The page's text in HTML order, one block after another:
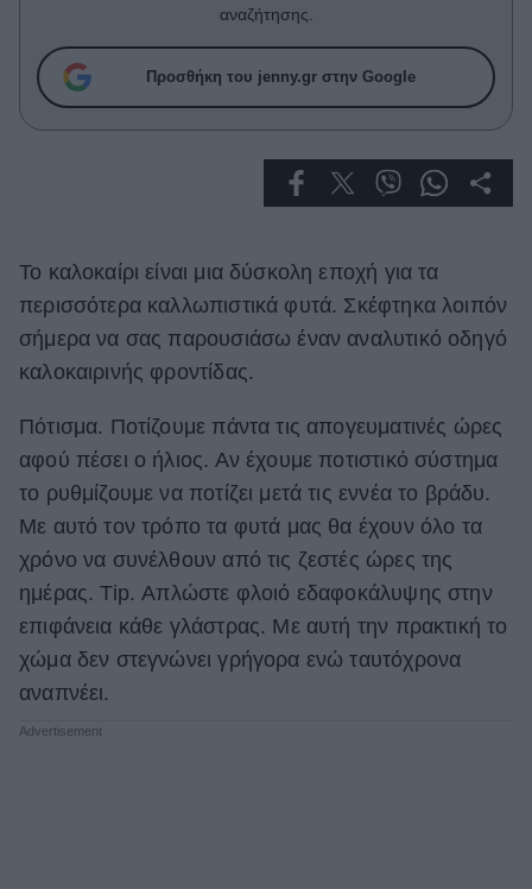
Συνεντεύξεις
Who
True Stories
Living
Deco
Green
Αφιερώματα
ΒΟΞ
Χωρίς Ταμπέλες
αναζήτησης.
Προσθήκη του jenny.gr στην Google
Το καλοκαίρι είναι μια δύσκολη εποχή για τα
περισσότερα καλλωπιστικά φυτά. Σκέφτηκα λοιπόν
σήμερα να σας παρουσιάσω έναν αναλυτικό οδηγό
καλοκαιρινής φροντίδας.
Πότισμα. Ποτίζουμε πάντα τις απογευματινές ώρες
αφού πέσει ο ήλιος. Αν έχουμε ποτιστικό σύστημα
το ρυθμίζουμε να ποτίζει μετά τις εννέα το βράδυ.
Με αυτό τον τρόπο τα φυτά μας θα έχουν όλο τα
χρόνο να συνέλθουν από τις ζεστές ώρες της
ημέρας. Tip. Απλώστε φλοιό εδαφοκάλυψης στην
επιφάνεια κάθε γλάστρας. Με αυτή την πρακτική το
χώμα δεν στεγνώνει γρήγορα ενώ ταυτόχρονα
αναπνέει.